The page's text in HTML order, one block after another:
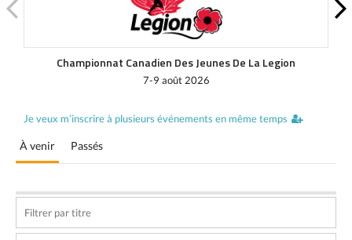
Championnat Canadien Des Jeunes De La Legion
7-9 août 2026
Je veux m’inscrire à plusieurs événements en même temps
À venir Passés